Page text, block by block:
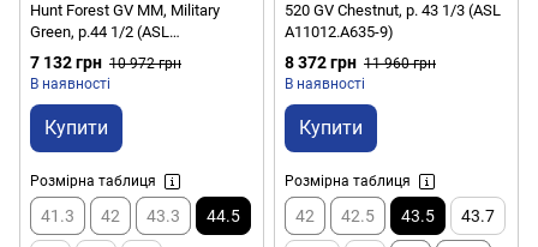
Hunt Forest GV MM, Military
Green, р.44 1/2 (ASL
A2353200.A034-10)
7 132 грн 10 972 грн
В наявності
Купити
Розмірна таблиця
41.3 42 43.3 44.5
520 GV Chestnut, р. 43 1/3 (ASL
A11012.A635-9)
8 372 грн 11 960 грн
В наявності
Купити
Розмірна таблиця
42 42.5 43.5 43.7